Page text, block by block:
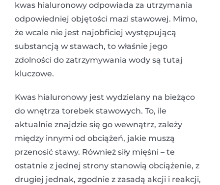
kwas hialuronowy odpowiada za utrzymania
odpowiedniej objętości mazi stawowej. Mimo,
że wcale nie jest najobficiej występującą
substancją w stawach, to właśnie jego
zdolności do zatrzymywania wody są tutaj
kluczowe.
Kwas hialuronowy jest wydzielany na bieżąco
do wnętrza torebek stawowych. To, ile
aktualnie znajdzie się go wewnątrz, zależy
między innymi od obciążeń, jakie muszą
przenosić stawy. Również siły mięśni – te
ostatnie z jednej strony stanowią obciążenie, z
drugiej jednak, zgodnie z zasadą akcji i reakcji,